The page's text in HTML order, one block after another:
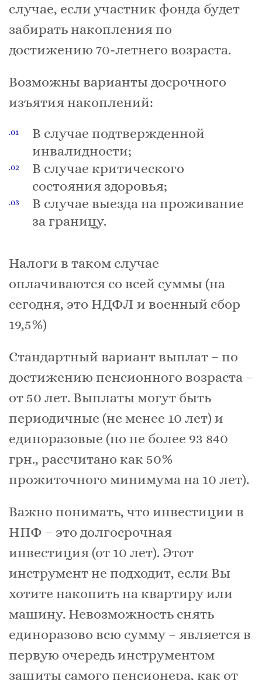
случае, если участник фонда будет
забирать накопления по
достижению 70-летнего возраста.
Возможны варианты досрочного
изъятия накоплений:
В случае подтвержденной
инвалидности;
В случае критического
состояния здоровья;
В случае выезда на проживание
за границу.
Налоги в таком случае
оплачиваются со всей суммы (на
сегодня, это НДФЛ и военный сбор
19,5%)
Стандартный вариант выплат – по
достижению пенсионного возраста –
от 50 лет. Выплаты могут быть
периодичные (не менее 10 лет) и
единоразовые (но не более 93 840
грн., рассчитано как 50%
прожиточного минимума на 10 лет).
Важно понимать, что инвестиции в
НПФ – это долгосрочная
инвестиция (от 10 лет). Этот
инструмент не подходит, если Вы
хотите накопить на квартиру или
машину. Невозможность снять
единоразово всю сумму – является в
первую очередь инструментом
защиты самого пенсионера, как от